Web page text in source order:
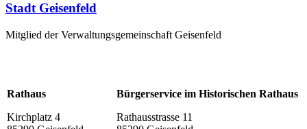
Stadt Geisenfeld
Mitglied der Verwaltungsgemeinschaft Geisenfeld
Rathaus
Kirchplatz 4
Bürgerservice im Historischen Rathaus
Rathausstrasse 11